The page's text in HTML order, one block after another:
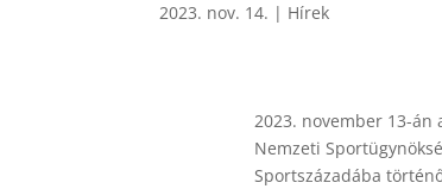
2023. nov. 14. | Hírek
2023. november 13-
Nemzeti
Sportszázadába